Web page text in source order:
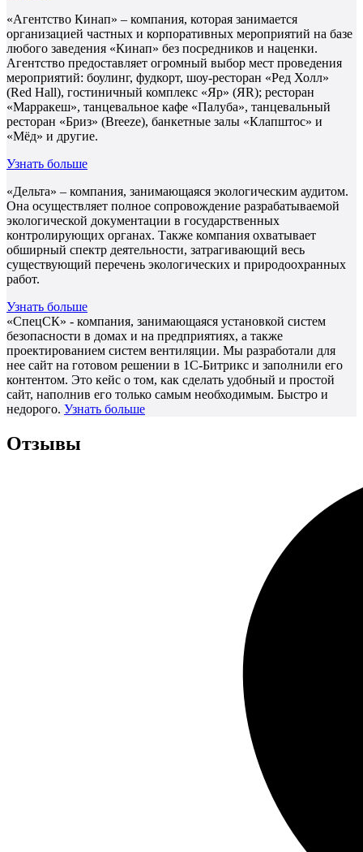
«Агентство Кинап» – компания, которая занимается
организацией частных и корпоративных мероприятий на базе
любого заведения «Кинап» без посредников и наценки.
Агентство предоставляет огромный выбор мест проведения
мероприятий: боулинг, фудкорт, шоу-ресторан «Ред Холл»
(Red Hall), гостиничный комплекс «Яр» (ЯR); ресторан
«Марракеш», танцевальное кафе «Палуба», танцевальный
ресторан «Бриз» (Breeze), банкетные залы «Клапштос» и
«Мёд» и другие.
Узнать больше
«Дельта» – компания, занимающаяся экологическим аудитом.
Она осуществляет полное сопровождение разрабатываемой
экологической документации в государственных
контролирующих органах. Также компания охватывает
обширный спектр деятельности, затрагивающий весь
существующий перечень экологических и природоохранных
работ.
Узнать больше
«СпецСК» - компания, занимающаяся установкой систем
безопасности в домах и на предприятиях, а также
проектированием систем вентиляции. Мы разработали для
нее сайт на готовом решении в 1С-Битрикс и заполнили его
контентом. Это кейс о том, как сделать удобный и простой
сайт, наполнив его только самым необходимым. Быстро и
недорого. Узнать больше
Отзывы